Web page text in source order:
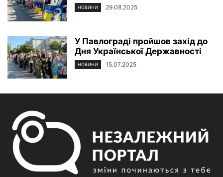
НОВИНИ 29.08.2025
У Павлограді пройшов захід до
Дня Української Державності
НОВИНИ 15.07.2025